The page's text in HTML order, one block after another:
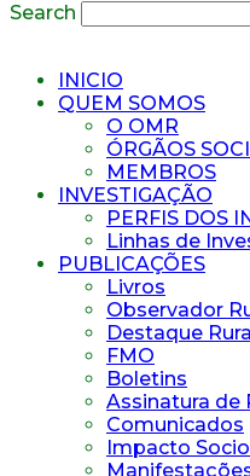
Search
INICIO
QUEM SOMOS
O OMR
ÓRGÃOS
MEMBROS
INVESTIGAÇÃO
PERFIS DOS
Linhas de
PUBLICAÇÕES
Livros
Observador
Destaque
FMO
Boletins
Assinatura de
Comunicados
Impacto